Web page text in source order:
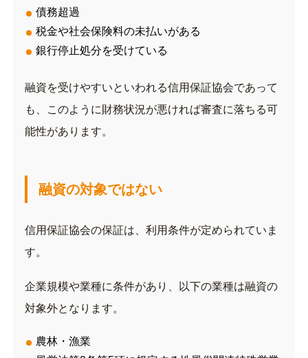
債務超過
税金や社会保険料の未払いがある
銀行停止処分を受けている
融資を受けやすいといわれる信用保証協会であって
も、このように財務状況が悪ければ審査に落ちる可
能性があります。
融資の対象ではない
信用保証協会の保証は、利用条件が定められていま
す。
企業規模や業種に条件があり、以下の業種は融資の
対象外となります。
農林・漁業